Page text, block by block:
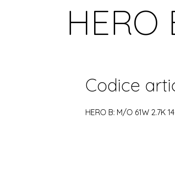
HERO
Codice
HERO B: M/O 61W 2.7K